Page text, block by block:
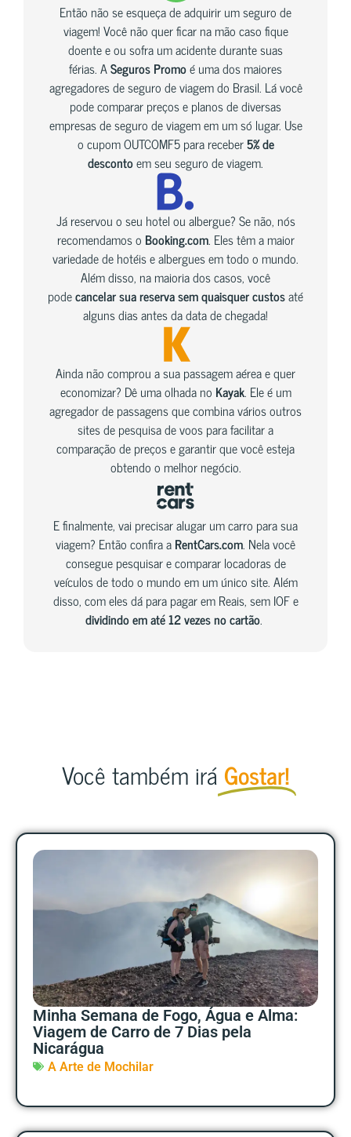
Então não se esqueça de adquirir um seguro de
viagem! Você não quer ficar na mão caso fique
doente e ou sofra um acidente durante suas
férias. ASeguros Promoé uma dos maiores
agregadores de seguro de viagem do Brasil. Lá você
pode comparar preços e planos de diversas
empresas de seguro de viagem em um só lugar. Use
o cupom OUTCOMF5 para receber5% de
descontoem seu seguro de viagem.
Já reservou o seu hotel ou albergue? Se não, nós
recomendamos o Booking.com. Eles têm a maior
variedade de hotéis e albergues em todo o mundo.
Além disso, na maioria dos casos, você
podecancelar sua reserva sem quaisquer custosaté
alguns dias antes da data de chegada!
Ainda não comprou a sua passagem aérea e quer
economizar? Dê uma olhada no Kayak. Ele é um
agregador de passagens que combina vários outros
sites de pesquisa de voos para facilitar a
comparação de preços e garantir que você esteja
obtendo o melhor negócio.
E finalmente, vai precisar alugar um carro para sua
viagem? Então confira aRentCars.com. Nela você
consegue pesquisar e comparar locadoras de
veículos de todo o mundo em um único site. Além
disso, com eles dá para pagar em Reais, sem IOF e
dividindo em até 12 vezes no cartão.
Você também irá Gostar!
Minha Semana de Fogo, Água e Alma:
Viagem de Carro de 7 Dias pela
Nicarágua
A Arte de Mochilar